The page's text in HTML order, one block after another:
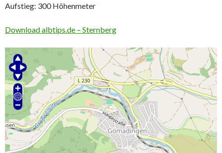
Aufstieg: 300 Höhenmeter
Download albtips.de – Sternberg